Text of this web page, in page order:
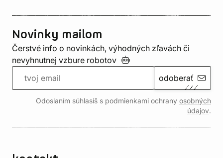
Novinky mailom
Čerstvé info o novinkách, výhodných zľavách či
nevyhnutnej vzbure robotov
odoberať
Odoslaním súhlasíš s podmienkami ochrany osobných
údajov.